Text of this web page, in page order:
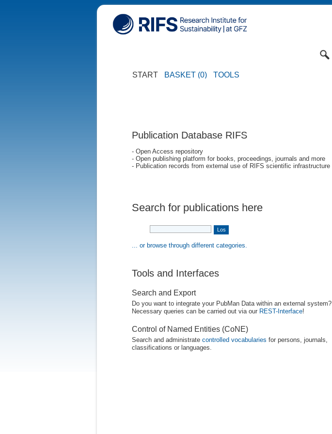
START BASKET (0) TOOLS
Publication Database RIFS
- Open Access repository
- Open publishing platform for books, proceedings, journals and more
- Publication records from external use of RIFS scientific infrastructure
Search for publications here
... or browse through different categories.
Tools and Interfaces
Search and Export
Do you want to integrate your PubMan Data within an external system?
Necessary queries can be carried out via our REST-Interface!
Control of Named Entities (CoNE)
Search and administrate controlled vocabularies for persons, journals,
classifications or languages.